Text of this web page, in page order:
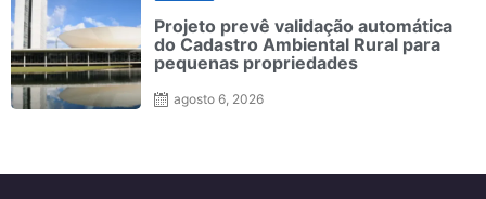
Projeto prevê validação automática
do Cadastro Ambiental Rural para
pequenas propriedades
agosto 6, 2026